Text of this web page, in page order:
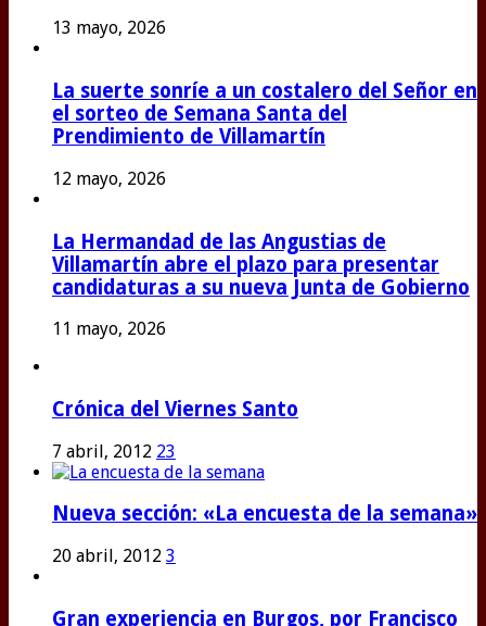
13 mayo, 2026
La suerte sonríe a un costalero del Señor en
el sorteo de Semana Santa del
Prendimiento de Villamartín
12 mayo, 2026
La Hermandad de las Angustias de
Villamartín abre el plazo para presentar
candidaturas a su nueva Junta de Gobierno
11 mayo, 2026
Crónica del Viernes Santo
7 abril, 2012 23
Nueva sección: «La encuesta de la semana»
20 abril, 2012 3
Gran experiencia en Burgos, por Francisco